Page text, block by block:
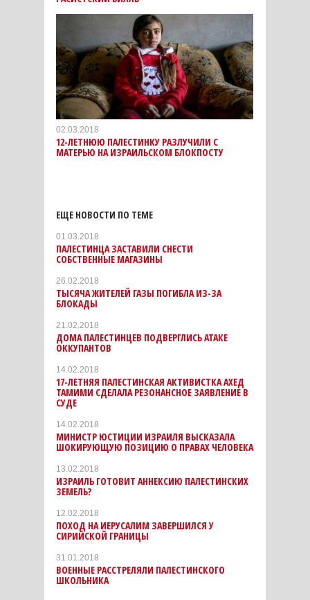
02.03.2018
12-ЛЕТНЮЮ ПАЛЕСТИНКУ РАЗЛУЧИЛИ С
МАТЕРЬЮ НА ИЗРАИЛЬСКОМ БЛОКПОСТУ
ЕЩЕ НОВОСТИ ПО ТЕМЕ
01.03.2018
ПАЛЕСТИНЦА ЗАСТАВИЛИ СНЕСТИ
СОБСТВЕННЫЕ МАГАЗИНЫ
26.02.2018
ТЫСЯЧА ЖИТЕЛЕЙ ГАЗЫ ПОГИБЛА ИЗ-ЗА
БЛОКАДЫ
21.02.2018
ДОМА ПАЛЕСТИНЦЕВ ПОДВЕРГЛИСЬ АТАКЕ
ОККУПАНТОВ
14.02.2018
17-ЛЕТНЯЯ ПАЛЕСТИНСКАЯ АКТИВИСТКА АХЕД
ТАМИМИ СДЕЛАЛА РЕЗОНАНСНОЕ ЗАЯВЛЕНИЕ В
СУДЕ
14.02.2018
МИНИСТР ЮСТИЦИИ ИЗРАИЛЯ ВЫСКАЗАЛА
ШОКИРУЮЩУЮ ПОЗИЦИЮ О ПРАВАХ ЧЕЛОВЕКА
13.02.2018
ИЗРАИЛЬ ГОТОВИТ АННЕКСИЮ ПАЛЕСТИНСКИХ
ЗЕМЕЛЬ?
12.02.2018
ПОХОД НА ИЕРУСАЛИМ ЗАВЕРШИЛСЯ У
СИРИЙСКОЙ ГРАНИЦЫ
31.01.2018
ВОЕННЫЕ РАССТРЕЛЯЛИ ПАЛЕСТИНСКОГО
ШКОЛЬНИКА